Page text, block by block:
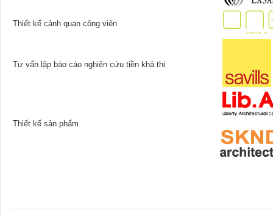
Thiết kế cảnh quan công viên
Tư vấn lập báo cáo nghiên cứu tiền khả thi
Thiết kế sản phẩm